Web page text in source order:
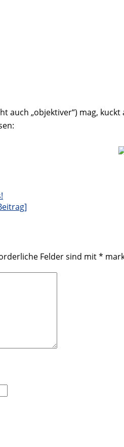
auch „objektiver“) mag,
Felder sind mit*